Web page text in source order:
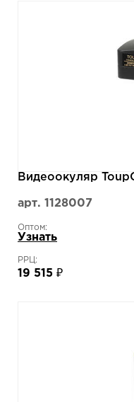
Видеоокуляр
арт. 1128007
Оптом:
Узнать
РРЦ:
19 515 ₽